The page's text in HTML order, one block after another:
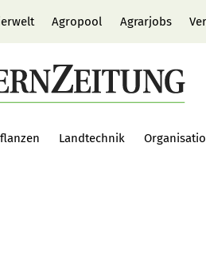
Agropool Agrarjobs
Landtechnik